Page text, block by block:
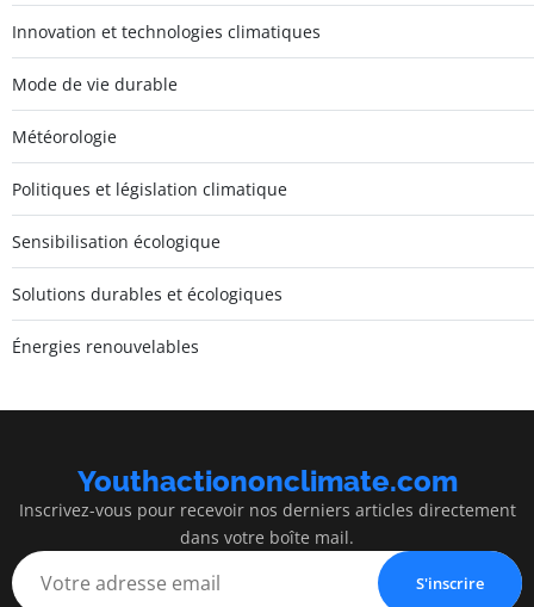
Innovation et technologies climatiques
Mode de vie durable
Météorologie
Politiques et législation climatique
Sensibilisation écologique
Solutions durables et écologiques
Énergies renouvelables
Youthactiononclimate.com
Inscrivez-vous pour recevoir nos derniers articles directement
dans votre boîte mail.
S'inscrire